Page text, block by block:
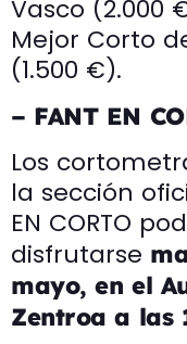
Vasco (2.000
Mejor Corto
(1.500 €).
– FANT EN
Los
la sección
EN CORTO
disfrutarse
mayo, en el
Zentroa a las